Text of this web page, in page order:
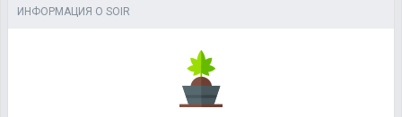
ИНФОРМАЦИЯ О SOIR